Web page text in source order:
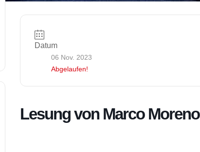
Datum
06 Nov. 2023
Abgelaufen!
Lesung von Marco Moreno